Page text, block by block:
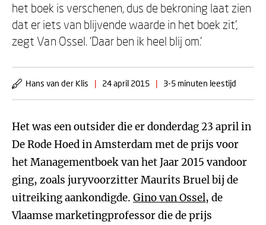
het boek is verschenen, dus de bekroning laat zien
dat er iets van blijvende waarde in het boek zit’,
zegt Van Ossel. ‘Daar ben ik heel blij om.’
Hans van der Klis | 24 april 2015 | 3-5 minuten leestijd
Het was een outsider die er donderdag 23 april in
De Rode Hoed in Amsterdam met de prijs voor
het Managementboekvan het Jaar 2015 vandoor
ging, zoals juryvoorzitter Maurits Bruel bij de
uitreiking aankondigde. Gino van Ossel, de
Vlaamse marketingprofessor die de prijs